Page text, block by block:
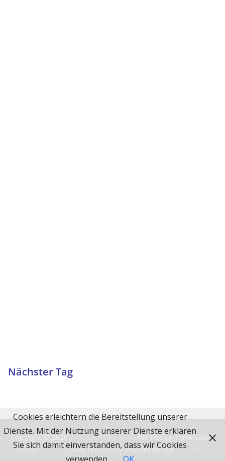
Nächster Tag
Copyright © 2026 Zeltlager Brockdorf . Alle Rechte vorbehalten.
Theme: ColorMagvon ThemeGrill. Präsentiert vonWordPress
Cookies erleichtern die Bereitstellung unserer
Dienste. Mit der Nutzung unserer Dienste erklären
Sie sich damit einverstanden, dass wir Cookies